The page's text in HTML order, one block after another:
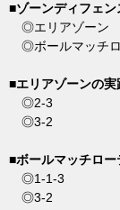
■ゾーンディフェ
◎エリアゾーン
◎ボールマッチロ
■エリアゾーンの実
◎2-3
◎3-2
■ボールマッチロ
◎1-1-3
◎3-2